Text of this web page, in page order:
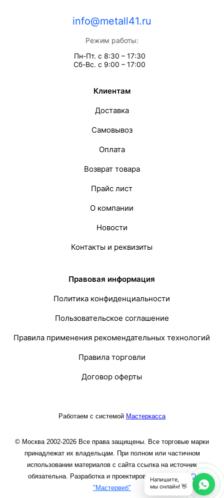
info@metall41.ru
Режим работы:
Пн-Пт. с 8:30 – 17:30
Сб-Вс. с 9:00 – 17:00
Клиентам
Доставка
Самовывоз
Оплата
Возврат товара
Прайс лист
О компании
Новости
Контакты и реквизиты
Правовая информация
Политика конфиденциальности
Пользовательское соглашение
Правила применения рекомендательных технологий
Правила торговли
Договор оферты
Работаем с системой Мастеркасса
© Москва 2002-2026 Все права защищены. Все торговые марки
принадлежат их владельцам. При полном или частичном
использовании материалов с сайта ссылка на источник
обязательна. Разработка и проектирование сайта
ООО
"Мастервеб"
Напишите,
мы онлайн! 👋